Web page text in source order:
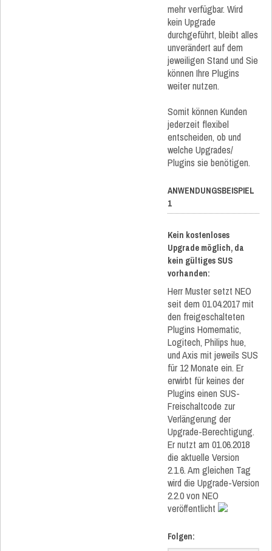
mehr verfügbar. Wird
kein Upgrade
durchgeführt, bleibt alles
unverändert auf dem
jeweiligen Stand und Sie
können Ihre Plugins
weiter nutzen.
Somit können Kunden
jederzeit flexibel
entscheiden, ob und
welche Upgrades/
Plugins sie benötigen.
ANWENDUNGSBEISPIEL
1
Kein kostenloses
Upgrade möglich, da
kein gültiges SUS
vorhanden:
Herr Muster setzt NEO
seit dem 01.04.2017 mit
den freigeschalteten
Plugins Homematic,
Logitech, Philips hue,
und Axis mit jeweils SUS
für 12 Monate ein. Er
erwirbt für keines der
Plugins einen SUS-
Freischaltcode zur
Verlängerung der
Upgrade-Berechtigung.
Er nutzt am 01.06.2018
die aktuelle Version
2.1.6. Am gleichen Tag
wird die Upgrade-Version
2.2.0 von NEO
veröffentlicht
Folgen: